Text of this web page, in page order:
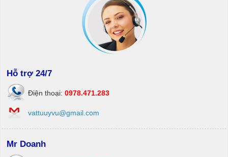
Hỗ trợ 24/7
Điện thoại: 0978.471.283
vattuuyvu@gmail.com
Mr Doanh